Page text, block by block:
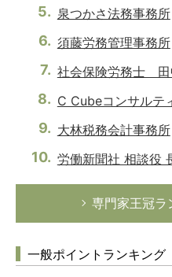
泉つかさ法務事務所
須藤労務管理事務所
社会保険労務士 田
C Cubeコンサルテ
大林税務会計事務所
労働新聞社 相談役
専門家王冠ラ
一般ポイントランキング